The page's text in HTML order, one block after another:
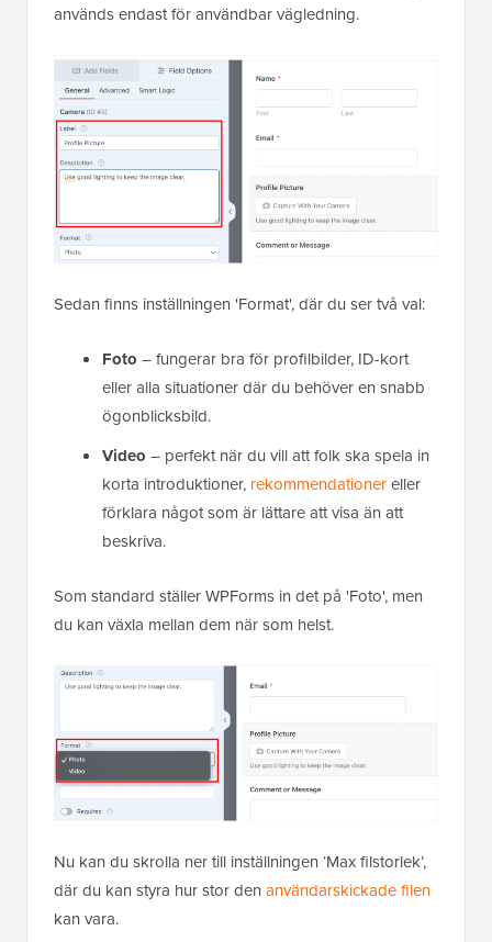
används endast för användbar vägledning.
Sedan finns inställningen 'Format', där du ser två val:
Foto – fungerar bra för profilbilder, ID-kort
eller alla situationer där du behöver en snabb
ögonblicksbild.
Video – perfekt när du vill att folk ska spela in
korta introduktioner, rekommendationereller
förklara något som är lättare att visa än att
beskriva.
Som standard ställer WPForms in det på 'Foto', men
du kan växla mellan dem när som helst.
Nu kan du skrolla ner till inställningen ‘Max filstorlek’,
där du kan styra hur stor den användarskickade filen
kan vara.